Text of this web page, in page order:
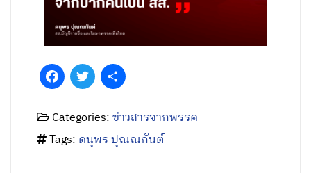
FacebookTwitter
Categories:ข่าวสารจากพรรค
Tags: ดนุพร ปุณณกันต์